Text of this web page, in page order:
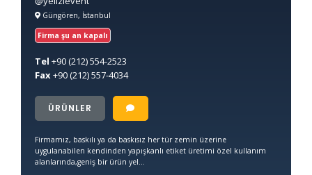
Güngören, İstanbul
Firma şu an kapalı
Tel +90(212) 554-2523
Fax+90(212) 557-4034
ÜRÜNLER
Firmamız, baskılı ya da baskısız her tür zemin üzerine
uygulanabilen kendinden yapışkanlı etiket üretimi özel kullanım
alanlarında,geniş bir ürün yel...